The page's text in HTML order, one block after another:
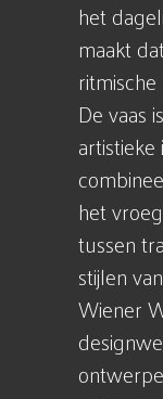
het
maakt
De vaas
het
tussen
stijlen
Wiener